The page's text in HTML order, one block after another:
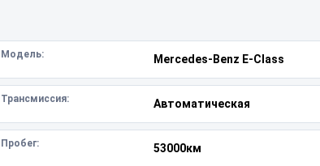
Модель: Mercedes-Benz E-Class
Трансмиссия: Автоматическая
Пробег: 53000км